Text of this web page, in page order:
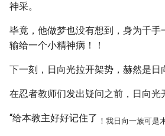
神采。
毕竟，他做梦也没有想到，身为千手
输给一个小精神病！！
下一刻，日向光拉开架势，赫然是日
在忍者教师们发出疑问之前，日向光
“给本教主好好记住了 ！我日向一族可是